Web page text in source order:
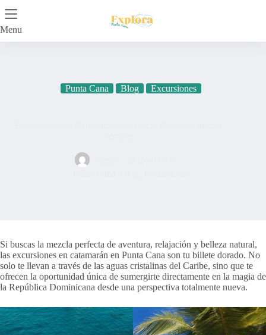
to
content
Menu
Punta Cana Blog Excursiones
Si buscas la mezcla perfecta de aventura, relajación y belleza natural,
las excursiones en catamarán en Punta Cana son tu billete dorado. No
solo te llevan a través de las aguas cristalinas del Caribe, sino que te
ofrecen la oportunidad única de sumergirte directamente en la magia de
la República Dominicana desde una perspectiva totalmente nueva.